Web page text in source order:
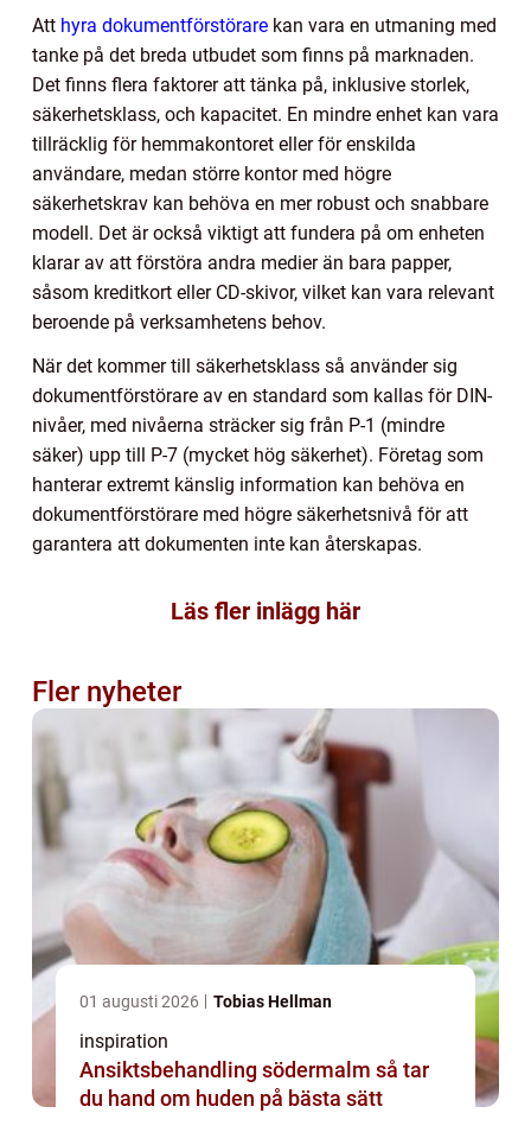
Att hyra dokumentförstörare kan vara en utmaning med
tanke på det breda utbudet som finns på marknaden.
Det finns flera faktorer att tänka på, inklusive storlek,
säkerhetsklass, och kapacitet. En mindre enhet kan vara
tillräcklig för hemmakontoret eller för enskilda
användare, medan större kontor med högre
säkerhetskrav kan behöva en mer robust och snabbare
modell. Det är också viktigt att fundera på om enheten
klarar av att förstöra andra medier än bara papper,
såsom kreditkort eller CD-skivor, vilket kan vara relevant
beroende på verksamhetens behov.
När det kommer till säkerhetsklass så använder sig
dokumentförstörare av en standard som kallas för DIN-
nivåer, med nivåerna sträcker sig från P-1 (mindre
säker) upp till P-7 (mycket hög säkerhet). Företag som
hanterar extremt känslig information kan behöva en
dokumentförstörare med högre säkerhetsnivå för att
garantera att dokumenten inte kan återskapas.
Läs fler inlägg här
Fler nyheter
01 augusti 2026 Tobias Hellman
inspiration
Ansiktsbehandling södermalm så tar
du hand om huden på bästa sätt